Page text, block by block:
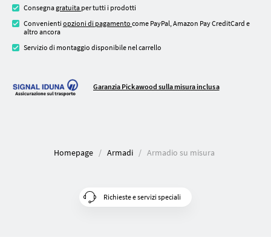
Consegnagratuita per tutti i prodotti
Convenienti opzioni di pagamento come PayPal, Amazon Pay CreditCard e
altro ancora
Servizio di montaggio disponibile nel carrello
Garanzia Pickawood sulla misura inclusa
Homepage Armadi Armadio su misura
Richieste e servizi speciali